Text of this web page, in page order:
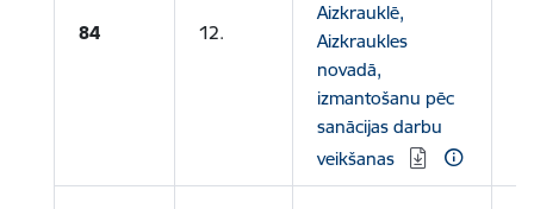
84 12.
Aizkrauklē,
Aizkraukles
novadā,
izmantošanu pēc
sanācijas darbu
veikšanas